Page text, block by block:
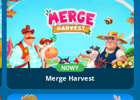
NOWY
Merge Harvest